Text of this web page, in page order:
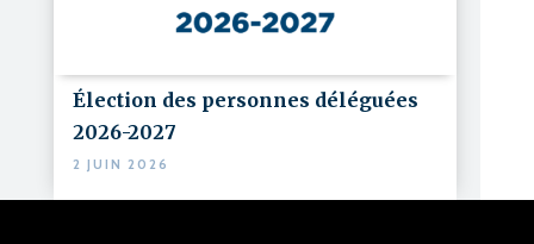
Élection des personnes déléguées
2026-2027
2 JUIN 2026